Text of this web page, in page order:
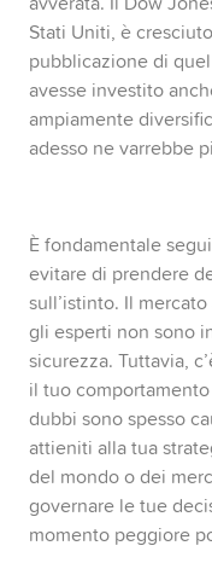
Stati Uniti, è
pubblicazione di
avesse investito
ampiamente
adesso ne varrebbe
È fondamentale
evitare di prendere
sull’istinto. Il
gli esperti non sono
sicurezza. Tuttavia,
il tuo
dubbi sono spesso
attieniti alla tua
del mondo o dei
governare le tue
momento peggiore